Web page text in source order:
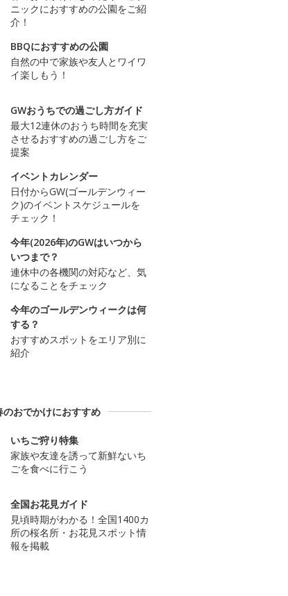
ニックにおすすめの公園をご紹
介！
BBQにおすすめの公園
自然の中で家族や友人とワイワ
イ楽しもう！
GWおうちでの過ごし方ガイド
最大12連休のおうち時間を充実
させるおすすめの過ごし方をご
提案
イベントカレンダー
日付からGW(ゴールデンウィー
ク)のイベントスケジュールを
チェック！
今年(2026年)のGWはいつから
いつまで？
連休中の各機関の対応など、気
になることをチェック
今年のゴールデンウィークは何
する？
おすすめスポットをエリア別に
紹介
のおでかけにおすすめ
いちご狩り特集
家族や友達を誘って新鮮ないち
ごを食べに行こう
全国お花見ガイド
見頃時期がわかる！全国1400カ
所の桜名所・お花見スポット情
報を掲載